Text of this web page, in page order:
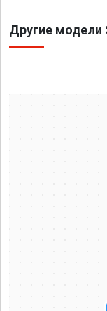
Другие модели